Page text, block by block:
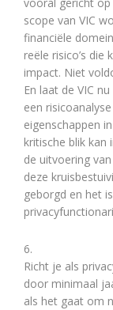
scope van VIC
financiële
reële risico’s
impact. Niet
En laat de VIC
een
eigenschappen
kritische blik kan
de uitvoering
deze
geborgd en het
6.
Richt je als
door minimaal
als het gaat om